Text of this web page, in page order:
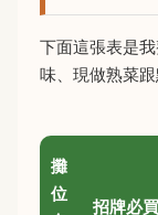
下面這張表是
味、現做熟菜
攤
位
招牌必買